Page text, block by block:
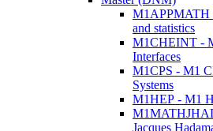
M1APPMATH
and statistics
M1CHEINT -
Interfaces
M1CPS - M1
Systems
M1HEP - M1
Jacques